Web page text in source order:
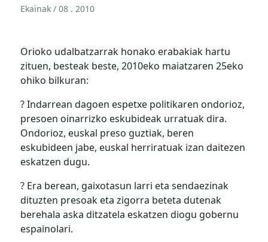
Ekainak / 08 . 2010
Orioko udalbatzarrak honako erabakiak hartu
zituen, besteak beste, 2010eko maiatzaren 25eko
ohiko bilkuran:
? Indarrean dagoen espetxe politikaren ondorioz,
presoen oinarrizko eskubideak urratuak dira.
Ondorioz, euskal preso guztiak, beren
eskubideen jabe, euskal herriratuak izan daitezen
eskatzen dugu.
? Era berean, gaixotasun larri eta sendaezinak
dituzten presoak eta zigorra beteta dutenak
berehala aska ditzatela eskatzen diogu gobernu
espainolari.